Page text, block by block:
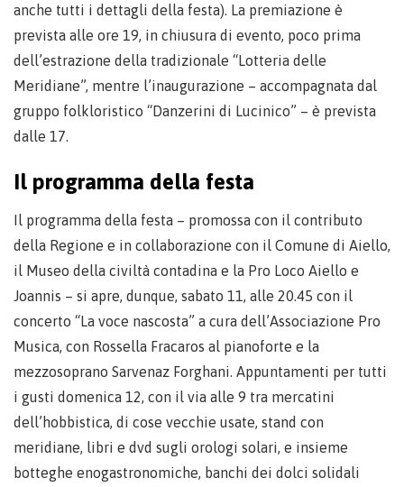
anche tutti i dettagli della festa). La premiazione è
prevista alle ore 19, in chiusura di evento, poco prima
dell’estrazione della tradizionale “Lotteria delle
Meridiane”, mentre l’inaugurazione – accompagnata dal
gruppo folkloristico “Danzerini di Lucinico” – è prevista
dalle 17.
Il programma della festa
Il programma della festa – promossa con il contributo
della Regione e in collaborazione con il Comune di Aiello,
il Museo della civiltà contadina e la Pro Loco Aiello e
Joannis – si apre, dunque, sabato 11, alle 20.45 con il
concerto “La voce nascosta” a cura dell’Associazione Pro
Musica, con Rossella Fracaros al pianoforte e la
mezzosoprano Sarvenaz Forghani. Appuntamenti per tutti
i gusti domenica 12, con il via alle 9 tra mercatini
dell’hobbistica, di cose vecchie usate, stand con
meridiane, libri e dvd sugli orologi solari, e insieme
botteghe enogastronomiche, banchi dei dolci solidali